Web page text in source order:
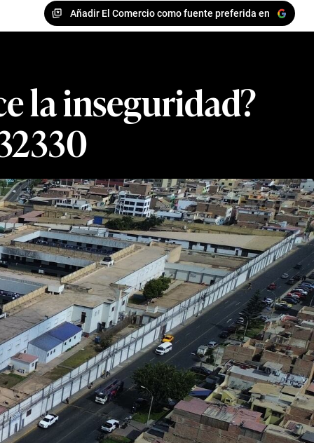
Añadir El Comercio como fuente preferida en
la inseguridad?